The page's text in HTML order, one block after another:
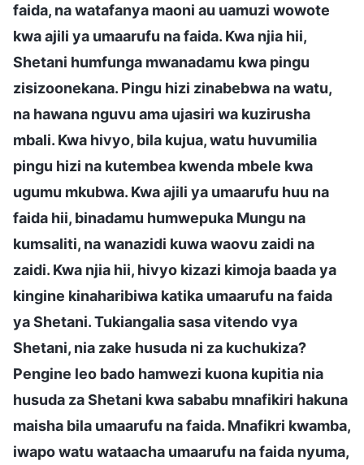
faida, na watafanya maoni au uamuzi wowote
kwa ajili ya umaarufu na faida. Kwa njia hii,
Shetani humfunga mwanadamu kwa pingu
zisizoonekana. Pingu hizi zinabebwa na watu,
na hawana nguvu ama ujasiri wa kuzirusha
mbali. Kwa hivyo, bila kujua, watu huvumilia
pingu hizi na kutembea kwenda mbele kwa
ugumu mkubwa. Kwa ajili ya umaarufu huu na
faida hii, binadamu humwepuka Mungu na
kumsaliti, na wanazidi kuwa waovu zaidi na
zaidi. Kwa njia hii, hivyo kizazi kimoja baada ya
kingine kinaharibiwa katika umaarufu na faida
ya Shetani. Tukiangalia sasa vitendo vya
Shetani, nia zake husuda ni za kuchukiza?
Pengine leo bado hamwezi kuona kupitia nia
husuda za Shetani kwa sababu mnafikiri hakuna
maisha bila umaarufu na faida. Mnafikri kwamba,
iwapo watu wataacha umaarufu na faida nyuma,